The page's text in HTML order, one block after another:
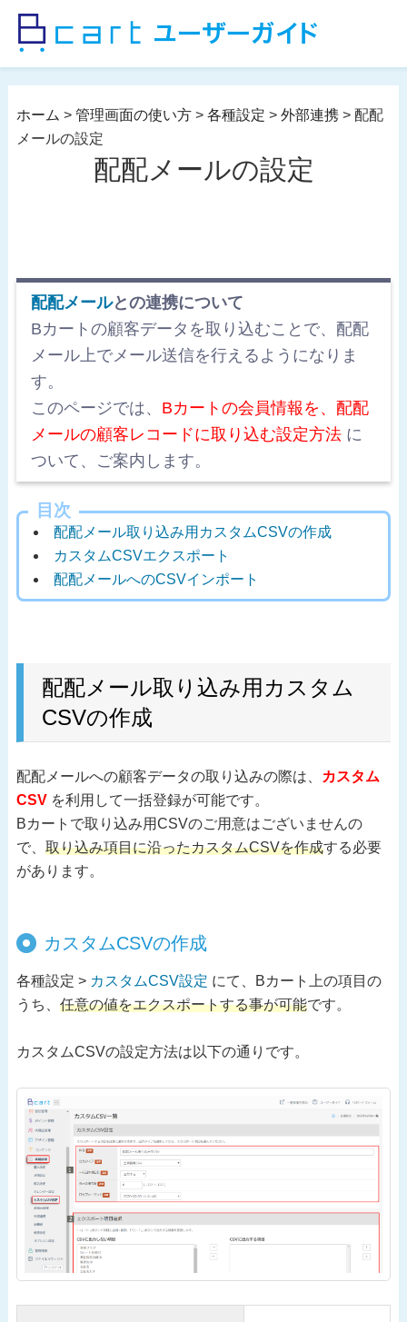
ホーム > 管理画面の使い方> 各種設定 > 外部連携> 配配
メールの設定
配配メールの設定
配配メールとの連携について
Bカートの顧客データを取り込むことで、配配
メール上でメール送信を行えるようになりま
す。
このページでは、 Bカートの会員情報を、配配
メールの顧客レコードに取り込む設定方法に
ついて、ご案内します。
目次
配配メール取り込み用カスタムCSVの作成
カスタムCSVエクスポート
配配メールへのCSVインポート
配配メール取り込み用カスタム
CSVの作成
配配メールへの顧客データの取り込みの際は、
カスタム
CSVを利用して一括登録が可能です。
Bカートで取り込み用CSVのご用意はございませんの
で、 取り込み項目に沿ったカスタムCSVを作成する必要
があります。
カスタムCSVの作成
各種設定 > カスタムCSV設定 にて、Bカート上の項目の
うち、 任意の値をエクスポートする事が可能です。
カスタムCSVの設定方法は以下の通りです。